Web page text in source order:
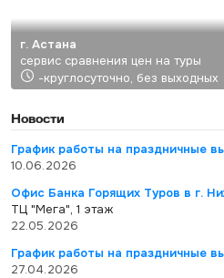
г. Астана
сервис сравнения цен на туры
-круглосуточно, без выходных
Новости
График работы на праздничные
10.06.2026
Офис Банка Горящих Туров в г.
ТЦ "Мега", 1 этаж
22.05.2026
График работы на праздничные
27.04.2026